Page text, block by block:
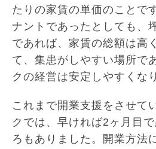
たりの家賃の単価のことで
ナントであったとしても、
であれば、家賃の総額は高
て、集患がしやすい場所で
クの経営は安定しやすくな
これまで開業支援をさせて
クでは、早ければ2ヶ月目
ろもありました。開業方法